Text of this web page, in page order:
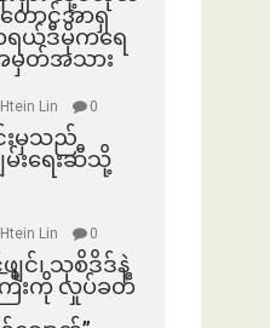
ောင်အာရှ
ယ်ဒီမိုကရေ
မှတ်အသား
Lin 0
းမှသည်
ျမ်းရေးဆီသို့
Lin 0
ျင်၊ သုစိဒိဒ်နဲ့
ကြီးကို လှုပ်ခတ်